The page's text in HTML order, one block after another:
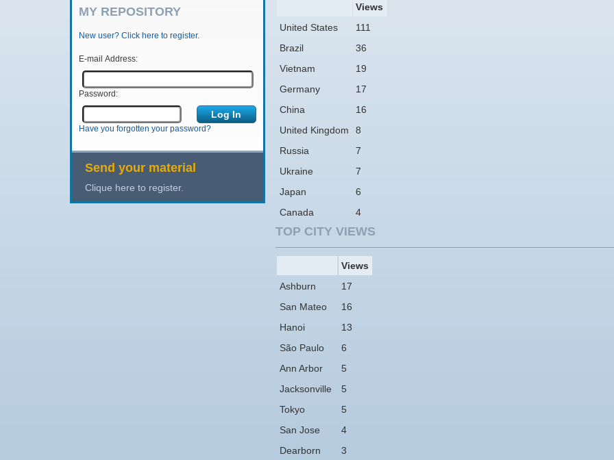
MY REPOSITORY
New user? Click here to register.
E-mail Address:
Password:
Have you forgotten your password?
Send your material
Clique here to register.
Views
United States
111
Brazil
36
Vietnam
19
Germany
17
China
16
United Kingdom
8
Russia
7
Ukraine
7
Japan
6
Canada
4
TOP CITY VIEWS
Views
Ashburn
17
San Mateo
16
Hanoi
13
São Paulo
6
Ann Arbor
5
Jacksonville
5
Tokyo
5
San Jose
4
Dearborn
3